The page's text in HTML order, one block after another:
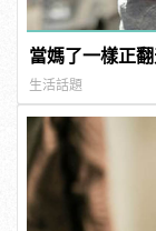
當媽了一樣正
生活話題